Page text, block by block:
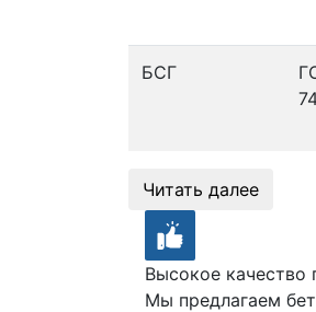
БСГ
Читать далее
Высокое качество
Мы предлагаем